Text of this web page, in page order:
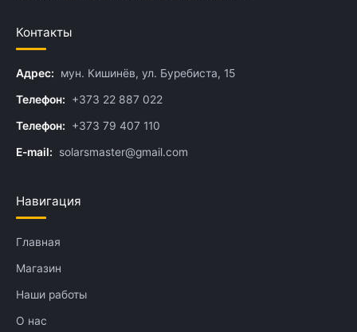
Контакты
Адрес: мун. Кишинёв, ул. Буребиста, 15
Телефон: +373 22 887 022
Телефон: +373 79 407 110
E-mail: solarsmaster@gmail.com
Навигация
Главная
Магазин
Наши работы
О нас